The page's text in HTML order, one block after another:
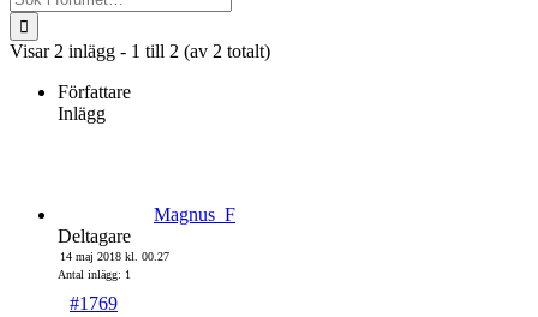
Visar 2 inlägg - 1 till 2 (av 2 totalt)
Författare
Inlägg
Magnus_F
Deltagare
14 maj 2018 kl. 00.27
Antal inlägg: 1
#1769